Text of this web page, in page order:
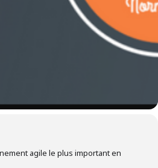
agile le plus important en